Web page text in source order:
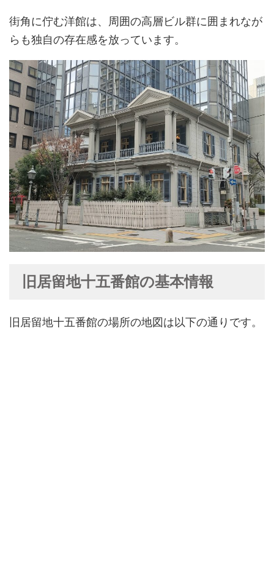
街角に佇む洋館は、周囲の高層ビル群に囲まれなが
らも独自の存在感を放っています。
旧居留地十五番館の基本情報
旧居留地十五番館の場所の地図は以下の通りです。